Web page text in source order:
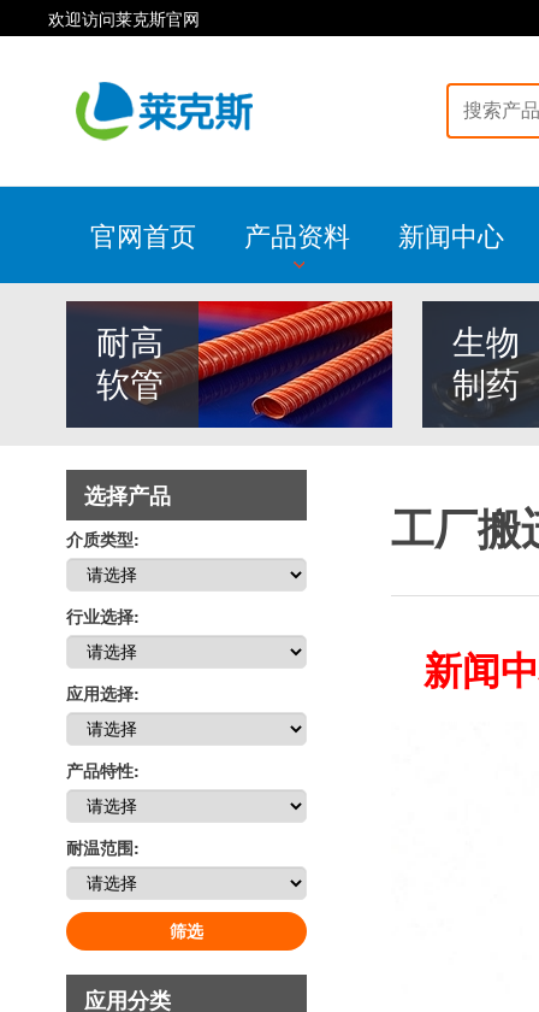
欢迎访问莱克斯官网
官网首页 产品资料 新闻中心
耐高
软管
生物
制药
选择产品
介质类型:
行业选择:
应用选择:
产品特性:
耐温范围:
筛选
应用分类
工厂搬
新闻